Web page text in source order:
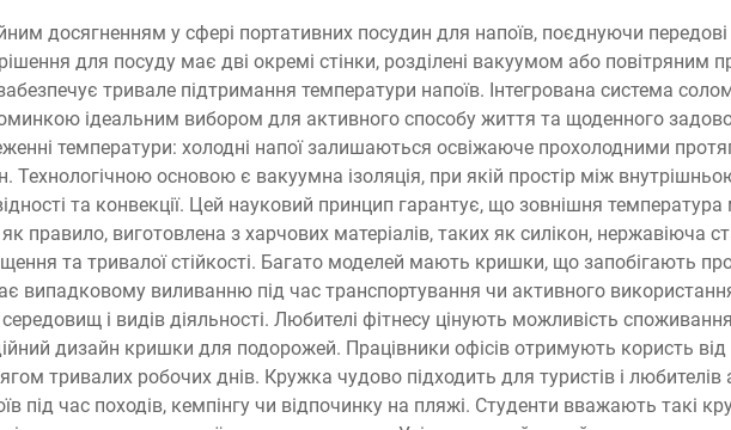
досягненням у сфері портативних посудин для напоїв, поєднуючи передові
для посуду має дві окремі стінки, розділені вакуумом або
тривале підтримання температури напоїв. Інтегрована система
ідеальним вибором для активного способу життя та щоденного
температури: холодні напої залишаються освіжаюче прохолодними
основою є вакуумна ізоляція, при якій простір між
та конвекції. Цей науковий принцип гарантує, що зовнішня
правило, виготовлена з харчових матеріалів, таких як силікон, нержавіюча
та тривалої стійкості. Багато моделей мають кришки, що запобігають
випадковому виливанню під час транспортування чи активного
і видів діяльності. Любителі фітнесу цінують можливість
дизайн кришки для подорожей. Працівники офісів отримують користь
тривалих робочих днів. Кружка чудово підходить для туристів і любителів
під час походів, кемпінгу чи відпочинку на пляжі. Студенти вважають такі